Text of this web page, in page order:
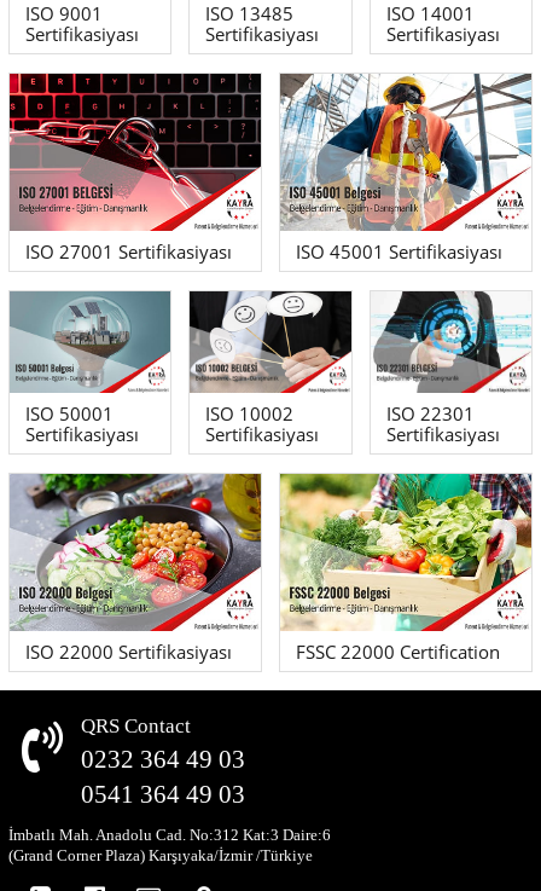
ISO 9001
Sertifikasiyası
ISO 13485
Sertifikasiyası
ISO 14001
Sertifikasiyası
ISO 27001 Sertifikasiyası ISO 45001 Sertifikasiyası
ISO 50001
Sertifikasiyası
ISO 10002
Sertifikasiyası
ISO 22301
Sertifikasiyası
ISO 22000 Sertifikasiyası FSSC 22000 Certification
QRS Contact
0232 364 49 03
0541 364 49 03
İmbatlı Mah. Anadolu Cad. No:312 Kat:3 Daire:6
(Grand Corner Plaza) Karşıyaka/İzmir /Türkiye